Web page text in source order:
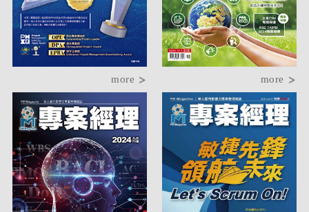
more more